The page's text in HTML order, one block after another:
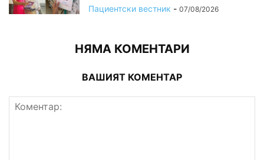
Пациентски вестник - 07/08/2026
НЯМА КОМЕНТАРИ
ВАШИЯТ КОМЕНТАР